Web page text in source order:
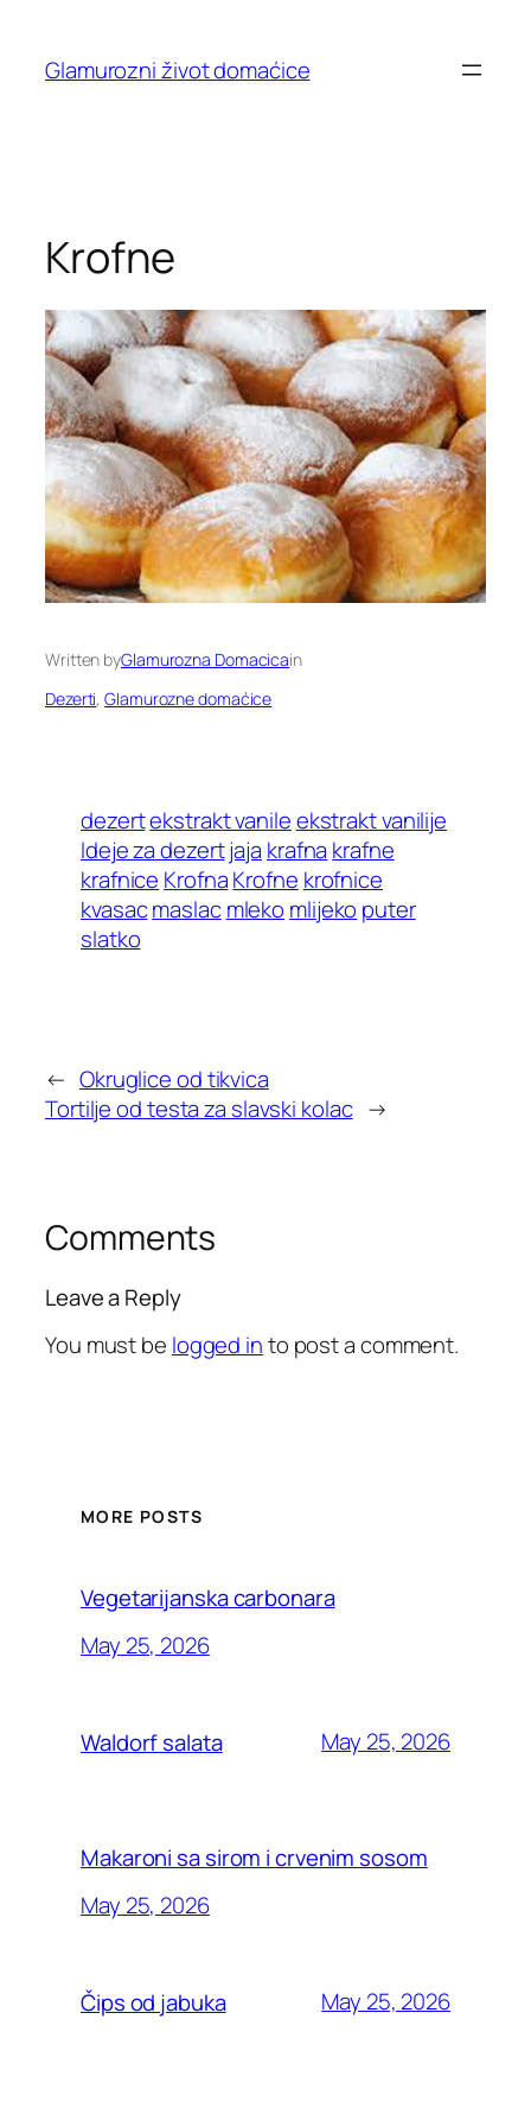
content
Glamurozni život domaćice
Krofne
Written byGlamurozna Domacicain
Dezerti, Glamurozne domaćice
dezertekstrakt vanileekstrakt vanilije
Ideje za dezertjaja krafna krafne
krafnice KrofnaKrofne krofnice
kvasacmaslac mleko mlijeko puter
slatko
← Okruglice od tikvica
Tortilje od testa za slavski kolac →
Comments
Leave a Reply
You must be logged into post a comment.
MORE POSTS
Vegetarijanska carbonara
May 25, 2026
Waldorf salata May 25, 2026
Makaroni sa sirom i crvenim sosom
May 25, 2026
Čips od jabuka May 25, 2026